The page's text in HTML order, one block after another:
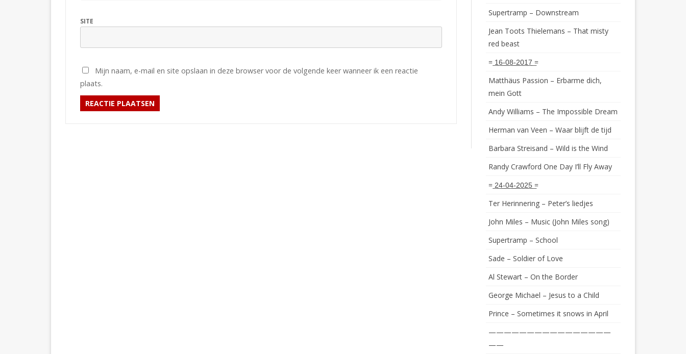
SITE
Mijn naam, e-mail en site opslaan in deze browser voor de volgende keer wanneer ik een reactie
plaats.
Supertramp – Downstream
Jean Toots Thielemans – That misty
red beast
= ͟1͟6͟-͟0͟8͟-͟2͟0͟1͟7͟ =
Matthäus Passion – Erbarme dich,
mein Gott
Andy Williams – The Impossible Dream
Herman van Veen – Waar blijft de tijd
Barbara Streisand – Wild is the Wind
Randy Crawford One Day I’ll Fly Away
= ͟2͟4͟-͟0͟4͟-͟2͟0͟2͟5͟ =
Ter Herinnering – Peter’s liedjes
John Miles – Music (John Miles song)
Supertramp – School
Sade – Soldier of Love
Al Stewart – On the Border
George Michael – Jesus to a Child
Prince – Sometimes it snows in April
————————————————
——